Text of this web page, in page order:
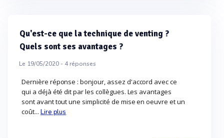
Qu'est-ce que la technique de venting ?
Quels sont ses avantages ?
Le 19/05/2020 - 4réponses
Dernière réponse : bonjour, assez d'accord avec ce
qui a déjà été dit par les collègues. Les avantages
sont avant tout une simplicité de mise en oeuvre et un
coût... Lire plus